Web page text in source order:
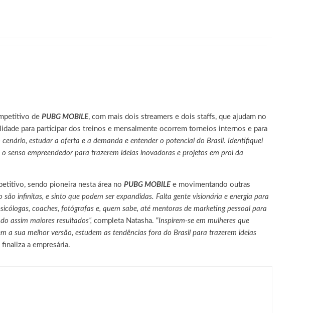
de PUBG MOBILE, com mais dois streamers e dois staffs, que ajudam no
para participar dos treinos e mensalmente ocorrem torneios internos e para
cenário, estudar a oferta e a demanda e entender o potencial do Brasil. Identifiquei
senso empreendedor para trazerem ideias inovadoras e projetos em prol da
sendo pioneira nesta área no PUBG MOBILE e movimentando outras
são infinitas, e sinto que podem ser expandidas. Falta gente visionária e energia para
coaches, fotógrafas e, quem sabe, até mentoras de marketing pessoal para
assim maiores resultados”, completa Natasha. “Inspirem-se em mulheres que
a sua melhor versão, estudem as tendências fora do Brasil para trazerem ideias
finaliza a empresária.